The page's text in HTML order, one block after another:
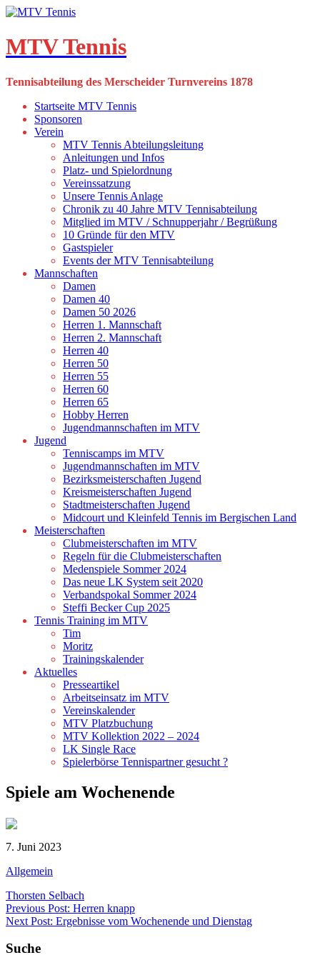
Skip
content
MTV Tennis
Tennisabteilung des Merscheider Turnvereins 1878
Startseite MTV Tennis
Sponsoren
Verein
MTV Tennis Abteilungsleitung
Anleitungen und Infos
Platz- und Spielordnung
Vereinssatzung
Unsere Tennis Anlage
Chronik zu 40 Jahre MTV Tennisabteilung
Mitglied im MTV / Schnupperjahr / Begrüßung
10 Gründe für den MTV
Gastspieler
Events der MTV Tennisabteilung
Mannschaften
Damen
Damen 40
Damen 50 2026
Herren 1. Mannschaft
Herren 2. Mannschaft
Herren 40
Herren 50
Herren 55
Herren 60
Herren 65
Hobby Herren
Jugendmannschaften im MTV
Jugend
Tenniscamps im MTV
Jugendmannschaften im MTV
Bezirksmeisterschaften Jugend
Kreismeisterschaften Jugend
Stadtmeisterschaften Jugend
Midcourt und Kleinfeld Tennis im Bergischen Land
Meisterschaften
Clubmeisterschaften im MTV
Regeln für die Clubmeisterschaften
Medenspiele Sommer 2024
Das neue LK System seit 2020
Verbandspokal Sommer 2024
Steffi Becker Cup 2025
Tennis Training im MTV
Tim
Moritz
Trainingskalender
Aktuelles
Presseartikel
Arbeitseinsatz im MTV
Vereinskalender
MTV Platzbuchung
MTV Kollektion 2022 – 2024
LK Single Race
Spielerbörse Tennispartner gesucht ?
Spiele am Wochenende
7. Juni 2023
Allgemein
Thorsten Selbach
Beitragsnavigation
Previous Post: Herren knapp
Next Post: Ergebnisse vom Wochenende und Dienstag
Suche